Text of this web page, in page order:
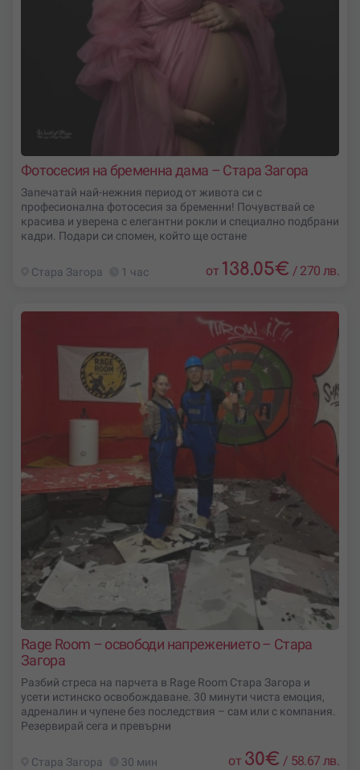
Фотосесия на бременна дама – Стара Загора
Запечатай най-нежния период от живота си с
професионална фотосесия за бременни! Почувствай се
красива и уверена с елегантни рокли и специално подбрани
кадри. Подари си спомен, който ще остане
Стара Загора 1 час от 138.05€ / 270 лв.
Rage Room – освободи напрежението – Стара
Загора
Разбий стреса на парчета в Rage Room Стара Загора и
усети истинско освобождаване. 30 минути чиста емоция,
адреналин и чупене без последствия – сам или с компания.
Резервирай сега и превърни
Стара Загора 30 мин от 30€ / 58.67 лв.